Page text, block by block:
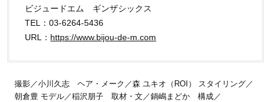
ビジュードエム ギンザシックス
TEL：03-6264-5436
URL： https://www.bijou-de-m.com
撮影／小川久志 ヘア・メーク／森 ユキオ（ROI） スタイリング／
朝倉豊 モデル／稲沢朋子 取材・文／鍋嶋まどか 構成／